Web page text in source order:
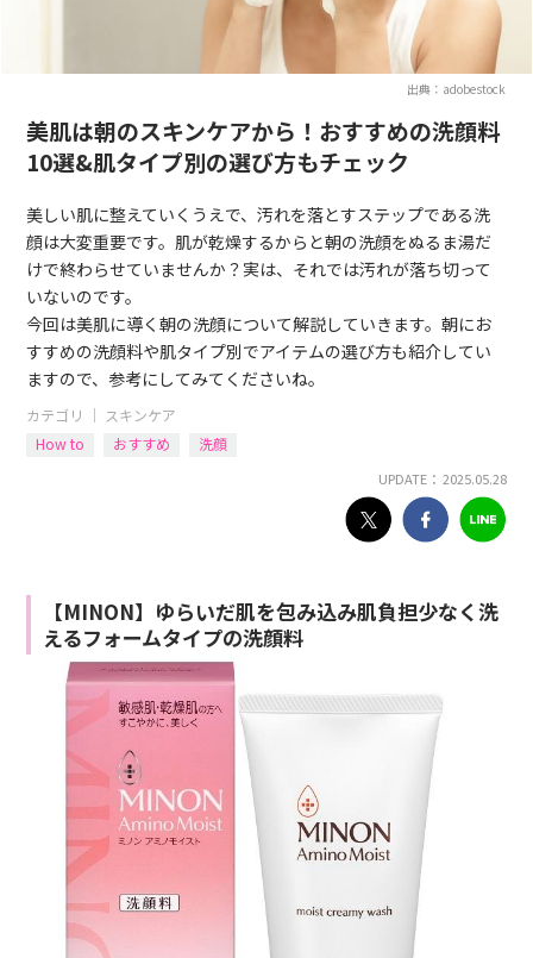
出典：adobestock
美肌は朝のスキンケアから！おすすめの洗顔料
10選&肌タイプ別の選び方もチェック
美しい肌に整えていくうえで、汚れを落とすステップである洗
顔は大変重要です。肌が乾燥するからと朝の洗顔をぬるま湯だ
けで終わらせていませんか？実は、それでは汚れが落ち切って
いないのです。
今回は美肌に導く朝の洗顔について解説していきます。朝にお
すすめの洗顔料や肌タイプ別でアイテムの選び方も紹介してい
ますので、参考にしてみてくださいね。
カテゴリ ｜ スキンケア
How to
おすすめ 洗顔
UPDATE： 2025.05.28
【MINON】ゆらいだ肌を包み込み肌負担少なく洗
えるフォームタイプの洗顔料